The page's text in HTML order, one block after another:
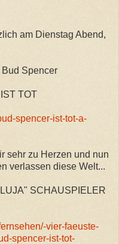
am Dienstag Abend,
Spencer
TOT
spencer-ist-tot-a-
sehr zu Herzen und nun
verlassen diese Welt...
SCHAUSPIELER
vier-faeuste-
spencer-ist-tot-